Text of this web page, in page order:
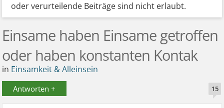
oder verurteilende Beiträge sind nicht erlaubt.
Einsame haben Einsame getroffen
oder haben konstanten Kontak
in Einsamkeit & Alleinsein
Antworten + 15